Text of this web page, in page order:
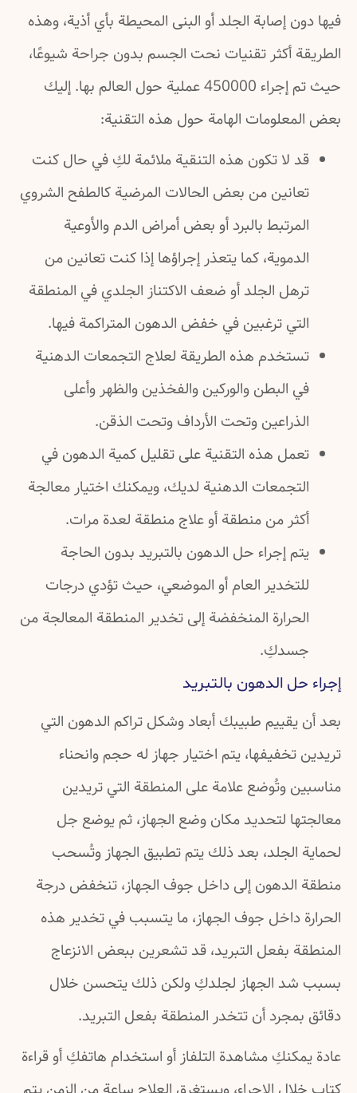
فيها دون إصابة الجلد أو البنى المحيطة بأي أذية، وهذه
الطريقة أكثر تقنيات نحت الجسم بدون جراحة شيوعًا،
حيث تم إجراء 450000 عملية حول العالم بها. إليك
بعض المعلومات الهامة حول هذه التقنية:
قد لا تكون هذه التنقية ملائمة لكِ في حال كنت
تعانين من بعض الحالات المرضية كالطفح الشروي
المرتبط بالبرد أو بعض أمراض الدم والأوعية
الدموية، كما يتعذر إجراؤها إذا كنت تعانين من
ترهل الجلد أو ضعف الاكتناز الجلدي في المنطقة
التي ترغبين في خفض الدهون المتراكمة فيها.
تستخدم هذه الطريقة لعلاج التجمعات الدهنية
في البطن والوركين والفخذين والظهر وأعلى
الذراعين وتحت الأرداف وتحت الذقن.
تعمل هذه التقنية على تقليل كمية الدهون في
التجمعات الدهنية لديك، ويمكنك اختيار معالجة
أكثر من منطقة أو علاج منطقة لعدة مرات.
يتم إجراء حل الدهون بالتبريد بدون الحاجة
للتخدير العام أو الموضعي، حيث تؤدي درجات
الحرارة المنخفضة إلى تخدير المنطقة المعالجة من
جسدكِ.
إجراء حل الدهون بالتبريد
بعد أن يقييم طبيبك أبعاد وشكل تراكم الدهون التي
تريدين تخفيفها، يتم اختيار جهاز له حجم وانحناء
مناسبين وتُوضع علامة على المنطقة التي تريدين
معالجتها لتحديد مكان وضع الجهاز، ثم يوضع جل
لحماية الجلد، بعد ذلك يتم تطبيق الجهاز وتُسحب
منطقة الدهون إلى داخل جوف الجهاز، تنخفض درجة
الحرارة داخل جوف الجهاز، ما يتسبب في تخدير هذه
المنطقة بفعل التبريد، قد تشعرين ببعض الانزعاج
بسبب شد الجهاز لجلدكِ ولكن ذلك يتحسن خلال
دقائق بمجرد أن تتخدر المنطقة بفعل التبريد.
عادة يمكنكِ مشاهدة التلفاز أو استخدام هاتفكِ أو قراءة